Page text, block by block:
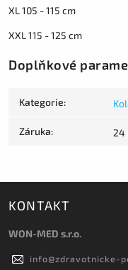
XL 105 - 115 cm
XXL 115 - 125 cm
Doplňkové
Kategorie:
Záruka: 24
KONTAKT
WON-MED s.r.o.
info@zdravotnicke-